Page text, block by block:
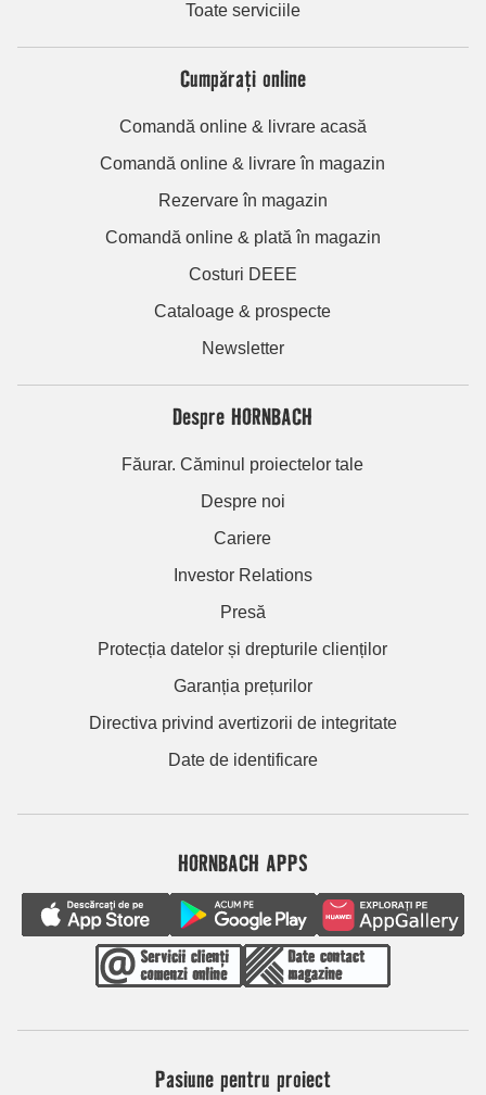
Toate serviciile
Cumpărați online
Comandă online & livrare acasă
Comandă online & livrare în magazin
Rezervare în magazin
Comandă online & plată în magazin
Costuri DEEE
Cataloage & prospecte
Newsletter
Despre HORNBACH
Făurar. Căminul proiectelor tale
Despre noi
Cariere
Investor Relations
Presă
Protecția datelor și drepturile clienților
Garanția prețurilor
Directiva privind avertizorii de integritate
Date de identificare
HORNBACH APPS
Pasiune pentru proiect